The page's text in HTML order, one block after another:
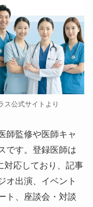
ス公式サイトより
師監修や医師キャ
です。登録医師は
対応しており、記事
オ出演、イベント
ト、座談会・対談